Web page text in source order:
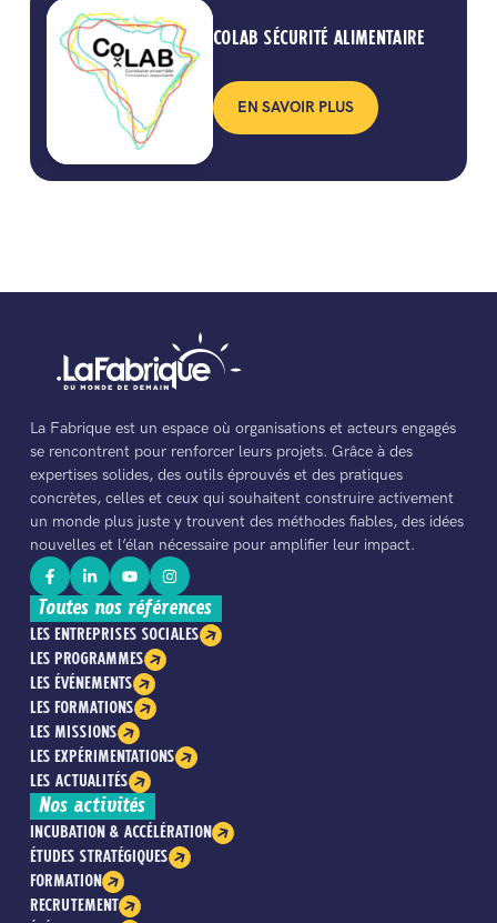
COLAB SÉCURITÉ ALIMENTAIRE
EN SAVOIR PLUS
La Fabrique est un espace où organisations et acteurs engagés
se rencontrent pour renforcer leurs projets. Grâce à des
expertises solides, des outils éprouvés et des pratiques
concrètes, celles et ceux qui souhaitent construire activement
un monde plus juste y trouvent des méthodes fiables, des idées
nouvelles et l’élan nécessaire pour amplifier leur impact.
Toutes nos références
LES ENTREPRISES SOCIALES
LES PROGRAMMES
LES ÉVÉNEMENTS
LES FORMATIONS
LES MISSIONS
LES EXPÉRIMENTATIONS
LES ACTUALITÉS
Nos activités
INCUBATION & ACCÉLÉRATION
ÉTUDES STRATÉGIQUES
FORMATION
RECRUTEMENT